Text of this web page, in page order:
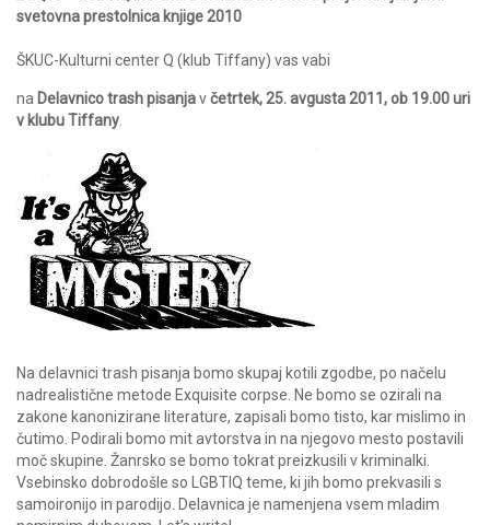
svetovna prestolnica knjige 2010
ŠKUC-Kulturni center Q (klub Tiffany) vas vabi
na Delavnico trash pisanjavčetrtek, 25. avgusta 2011, ob 19.00 uri
v klubu Tiffany
Na delavnici trash pisanja bomo skupaj kotili zgodbe, po načelu
nadrealistične metode Exquisite corpse. Ne bomo se ozirali na
zakone kanonizirane literature, zapisali bomo tisto, kar mislimo in
čutimo. Podirali bomo mit avtorstva in na njegovo mesto postavili
moč skupine. Žanrsko se bomo tokrat preizkusili v kriminalki.
Vsebinsko dobrodošle so LGBTIQ teme, ki jih bomo prekvasili s
samoironijo in parodijo. Delavnica je namenjena vsem mladim